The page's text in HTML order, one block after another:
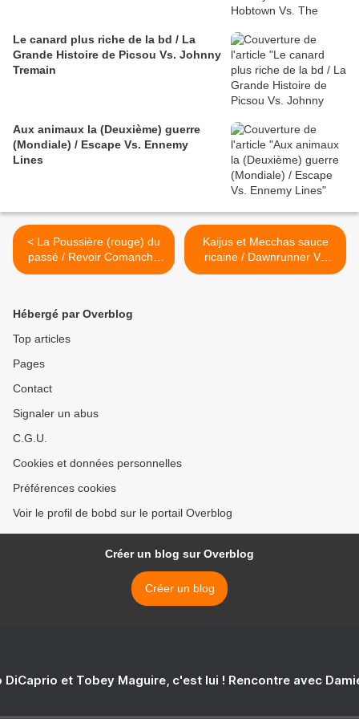
Le canard plus riche de la bd / La
Grande Histoire de Picsou Vs. Johnny
Tremain
Aux animaux la (Deuxième) guerre
(Mondiale) / Escape Vs. Ennemy
Lines
< La Poussière (rouge) du
passé / Revoir Comanche
Vs. Comancheria
Kaijus et Mecchas sauce
ricaine / Dawnrunner Vs
Predator >
Hébergé par Overblog
Top articles
Pages
Contact
Signaler un abus
C.G.U.
Cookies et données personnelles
Préférences cookies
Voir le profil de bobd sur le portail Overblog
Créer un blog sur Overblog
Créer un blog
DiCaprio et Tobey Maguire, c'est lui ! Rencontre avec